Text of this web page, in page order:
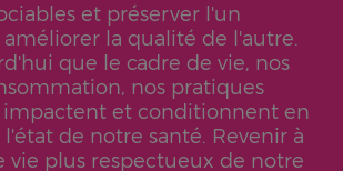
et préserver l'un
la qualité de l'autre.
que le cadre de vie, nos
nos pratiques
et conditionnent en
de notre santé. Revenir à
vie plus respectueux de notre